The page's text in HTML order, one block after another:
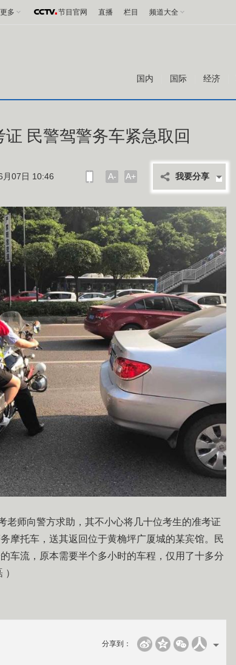
更多 节目官网 直播 栏目 频道大全
国内 国际 经济
民警驾警务车紧急取回
月07日 10:46 A- A+ 我要分享
老师向警方求助，其不小心将几十位考生的准考证
摩托车，送其返回位于黄桷坪广厦城的某宾馆。民
车流，原本需要半个多小时的车程，仅用了十多分
分享到：